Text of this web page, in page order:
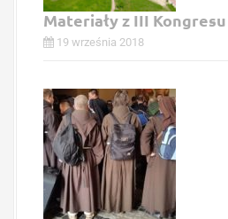
Materiały z III Kongresu
19 września 2018